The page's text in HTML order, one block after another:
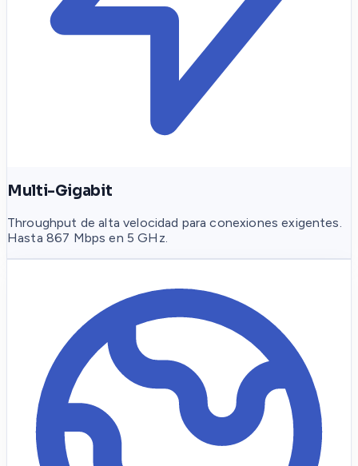
Multi-Gigabit
Throughput de alta velocidad para conexiones exigentes.
Hasta 867 Mbps en 5 GHz.